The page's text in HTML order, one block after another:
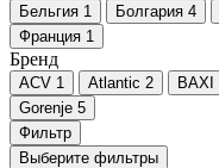
Бельгия 1 Болгария 4
Франция 1
Бренд
ACV 1 Atlantic 2 BAXI
Gorenje 5
Фильтр
Выберите фильтры